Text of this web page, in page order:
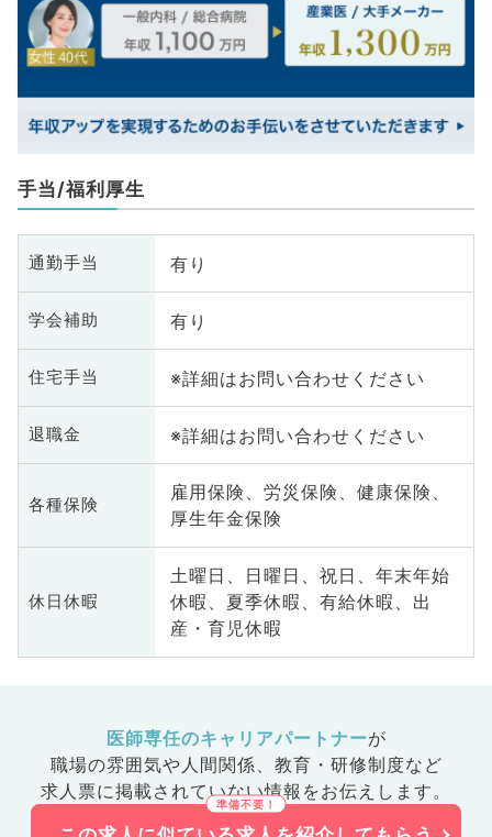
手当/福利厚生
通勤手当 有り
学会補助 有り
住宅手当 ※詳細はお問い合わせください
退職金 ※詳細はお問い合わせください
各種保険
雇用保険、労災保険、健康保険、
厚生年金保険
休日休暇
土曜日、日曜日、祝日、年末年始
休暇、夏季休暇、有給休暇、出
産・育児休暇
医師専任のキャリアパートナーが
職場の雰囲気や人間関係、 教育・研修制度など
求人票に掲載されていない情報をお伝えします。